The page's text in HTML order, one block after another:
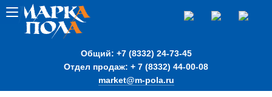
Общий: +7 (8332) 24-73-45
Отдел продаж: + 7 (8332) 44-00-08
market@m-pola.ru